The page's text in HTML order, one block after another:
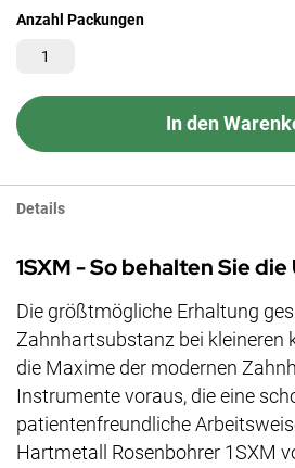
Anzahl Packungen
In den
Details
1SXM - So behalten Sie
Die größtmögliche Erhaltung
Zahnhartsubstanz bei kleineren
die Maxime der modernen
Instrumente voraus, die eine
patientenfreundliche
Hartmetall Rosenbohrer 1SXM